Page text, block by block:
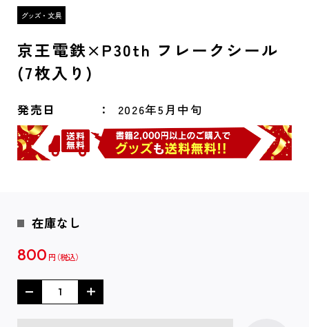
京王電鉄×P30th フレークシール
(7枚入り)
発売日 2026年5月中旬
在庫なし
800 円